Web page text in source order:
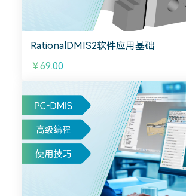
RationalDMIS2软件应用基础
￥69.00